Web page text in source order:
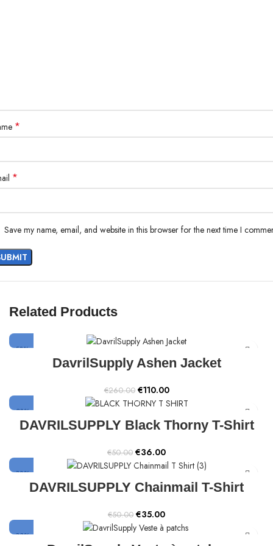
*
*
Save my name, email, and website in this browser for the next time I
Related Products
-58%
DavrilSupply Ashen Jacket
€260.00 Original
price
€260.00.
€110.00Current
price
€110.00.
-28%
DAVRILSUPPLY Black Thorny T-Shirt
€50.00 Original
price
€50.00.
€36.00Current
price
€36.00.
-30%
DAVRILSUPPLY Chainmail T-Shirt
€50.00 Original
price
was:
€35.00Current
price
is:
-33%